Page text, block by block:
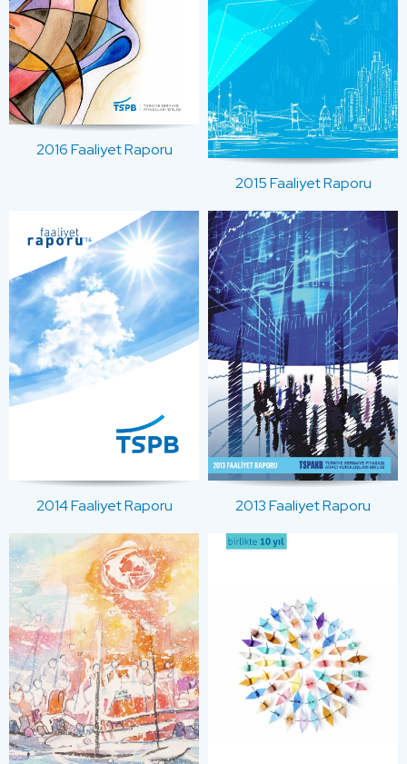
2016 Faaliyet Raporu
2015 Faaliyet Raporu
2014 Faaliyet Raporu 2013 Faaliyet Raporu